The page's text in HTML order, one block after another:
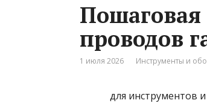
Пошаговая
проводов
1 июля 2026 Инструменты и
для инструментов и